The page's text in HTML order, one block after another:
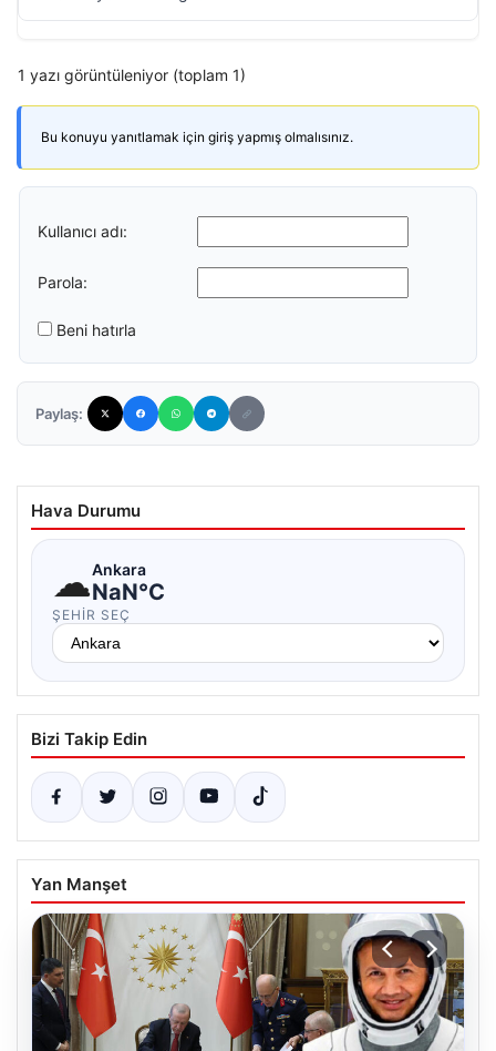
1 yazı görüntüleniyor (toplam 1)
Bu konuyu yanıtlamak için giriş yapmış olmalısınız.
Kullanıcı adı:
Parola:
Beni hatırla
Paylaş:
Hava Durumu
☁Ankara
NaN°C
ŞEHIR SEÇ
Bizi Takip Edin
Yan Manşet